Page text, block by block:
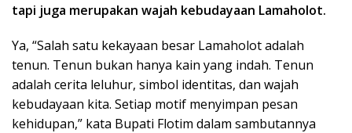
tapi juga merupakan wajah kebudayaan Lamaholot.
Ya, “Salah satu kekayaan besar Lamaholot adalah
tenun. Tenun bukan hanya kain yang indah. Tenun
adalah cerita leluhur, simbol identitas, dan wajah
kebudayaan kita. Setiap motif menyimpan pesan
kehidupan,” kata Bupati Flotim dalam sambutannya